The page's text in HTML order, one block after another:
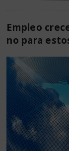
Empleo
no para